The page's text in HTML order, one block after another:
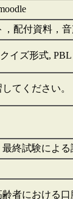
，配付資料，
ズ形式, PBL
てください。
終試験による
者における